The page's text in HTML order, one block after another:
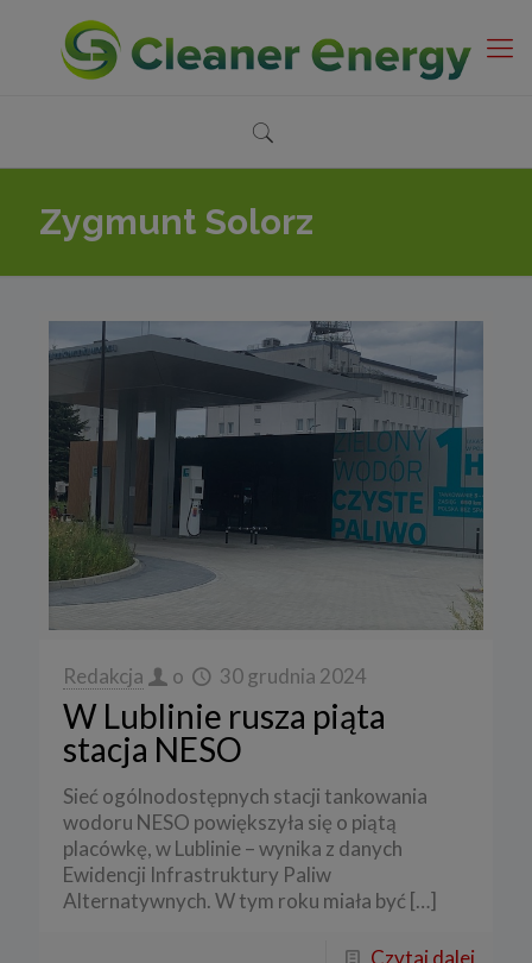
Zygmunt Solorz
Redakcja o 30 grudnia 2024
W Lublinie rusza piąta
stacja NESO
Sieć ogólnodostępnych stacji tankowania
wodoru NESO powiększyła się o piątą
placówkę, w Lublinie – wynika z danych
Ewidencji Infrastruktury Paliw
Alternatywnych. W tym roku miała być […]
Czytaj dalej